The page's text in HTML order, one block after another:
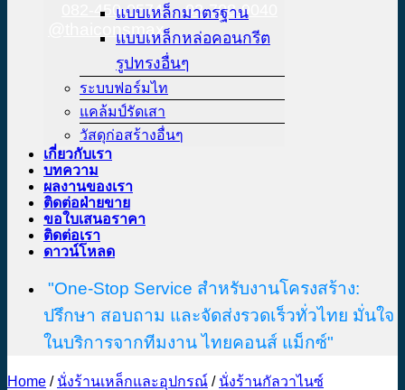
082-450-0574
02-708-9040
@thaiconsmax
แบบเหล็กมาตรฐาน
แบบเหล็กหล่อคอนกรีต
รูปทรงอื่นๆ
ระบบฟอร์มไท
แคล้มป์รัดเสา
วัสดุก่อสร้างอื่นๆ
เกี่ยวกับเรา
บทความ
ผลงานของเรา
ติดต่อฝ่ายขาย
ขอใบเสนอราคา
ติดต่อเรา
ดาวน์โหลด
"One-Stop Service สำหรับงานโครงสร้าง:
ปรึกษา สอบถาม และจัดส่งรวดเร็วทั่วไทย มั่นใจ
ในบริการจากทีมงาน ไทยคอนส์ แม็กซ์"
Home / นั่งร้านเหล็กและอุปกรณ์ / นั่งร้านกัลวาไนซ์